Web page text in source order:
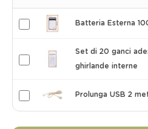
Batteria Esterna
Set di 20 ganci
ghirlande interne
Prolunga USB 2